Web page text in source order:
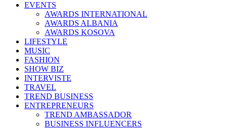
EVENTS
AWARDS INTERNATIONAL
AWARDS ALBANIA
AWARDS KOSOVA
LIFESTYLE
MUSIC
FASHION
SHOW BIZ
INTERVISTE
TRAVEL
TREND BUSINESS
ENTREPRENEURS
TREND AMBASSADOR
BUSINESS INFLUENCERS